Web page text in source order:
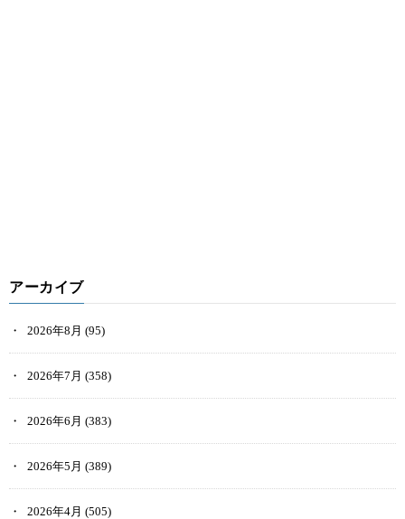
アーカイブ
2026年8月 (95)
2026年7月 (358)
2026年6月 (383)
2026年5月 (389)
2026年4月 (505)